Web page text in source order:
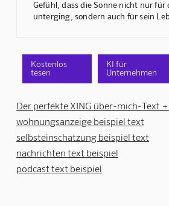
Gefühl, dass die Sonne nicht nur für
unterging, sondern auch für sein
Kostenlos
tesen
KI für
Unternehmen
Der perfekte XING über-mich-Text
wohnungsanzeige beispiel text
selbsteinschätzung beispiel text
nachrichten text beispiel
podcast text beispiel